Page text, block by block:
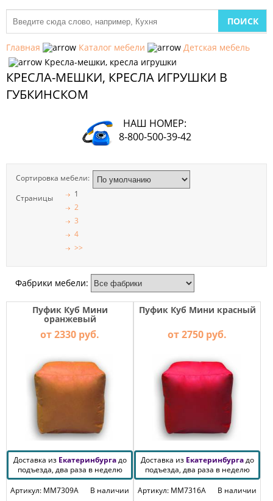
Главная Каталог мебели
Детская мебель
Кресла-мешки, кресла игрушки
КРЕСЛА-МЕШКИ, КРЕСЛА ИГРУШКИ В
ГУБКИНСКОМ
НАШ НОМЕР:
8-800-500-39-42
Сортировка мебели:
Страницы
1
2
3
4
>>
Фабрики мебели:
Пуфик Куб Мини
оранжевый
от 2330 руб.
Доставка из Екатеринбургадо
подъезда, два раза в неделю
Артикул: MM7309A
В наличии
Пуфик Куб Мини красный
от 2750 руб.
Доставка из Екатеринбургадо
подъезда, два раза в неделю
Артикул: MM7316A
В наличии
МЕБЕЛЬ
КУХНИ
ДЕТСКАЯ
МЕБЕЛЬ
МЕБЕЛЬ
ДЛЯ
СПАЛЬНИ
МЕБЕЛЬ
ПРИХОЖЕЙ
КОМПЬЮТЕРНЫЕ
ОФИСНАЯ
МЕБЕЛЬ
МАТРАСЫ
МЕБЕЛЬ
ВАННОЙ
МЕБЕЛЬ-
ТРАНСФОРМЕР